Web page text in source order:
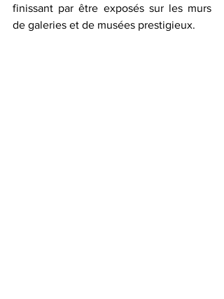
finissant par être exposés sur les murs
de galeries et de musées prestigieux.